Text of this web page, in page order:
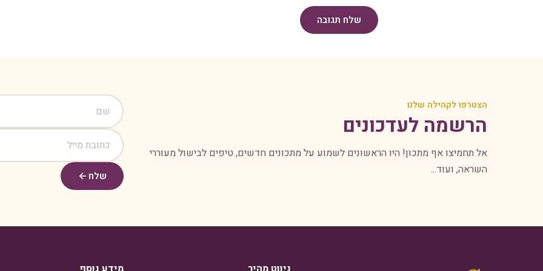
שלח תגובה
הצטרפו לקהילה שלנו
הרשמה לעדכונים
אל תחמיצו אף מתכון! היו הראשונים לשמוע על מתכונים חדשים, טיפים לבישול מעוררי
השראה, ועוד...
שלח